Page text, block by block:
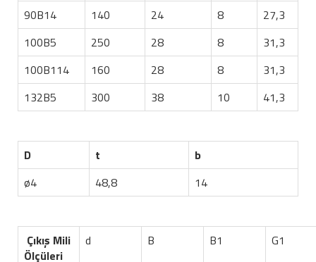
90B14
140 24 8
27,3
100B5
250 28 8
31,3
100B114
160 28 8
31,3
132B5
300 38 10 41,3
D t
b
ø4
48,8 14
Çıkış Mili
Ölçüleri
d B B1 G1